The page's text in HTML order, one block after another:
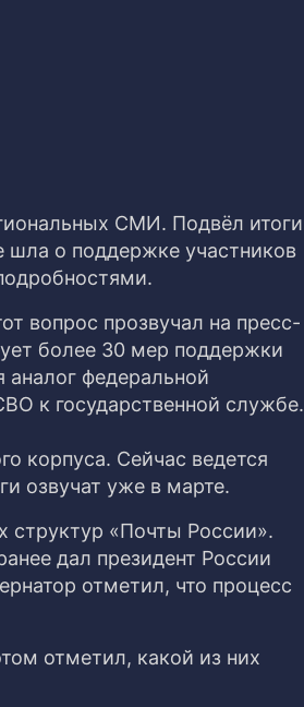
СМИ. Подвёл итоги
шла о поддержке участников
вопрос прозвучал на пресс-
более 30 мер поддержки
федеральной
к государственной службе.
корпуса. Сейчас ведется
озвучат уже в марте.
структур «Почты России».
дал президент России
отметил, что процесс
отметил, какой из них